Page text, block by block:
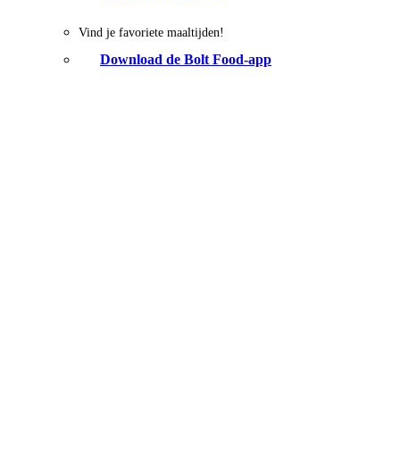
Vind je favoriete maaltijden!
Download de Bolt Food-app